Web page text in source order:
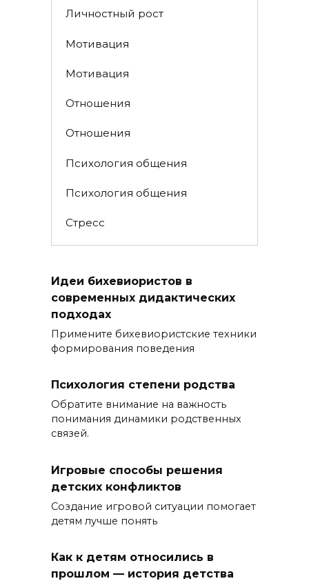
Личностный рост
Мотивация
Мотивация
Отношения
Отношения
Психология общения
Психология общения
Стресс
Идеи бихевиористов в
современных дидактических
подходах
Примените бихевиористские техники
формирования поведения
Психология степени родства
Обратите внимание на важность
понимания динамики родственных
связей.
Игровые способы решения
детских конфликтов
Создание игровой ситуации помогает
детям лучше понять
Как к детям относились в
прошлом — история детства